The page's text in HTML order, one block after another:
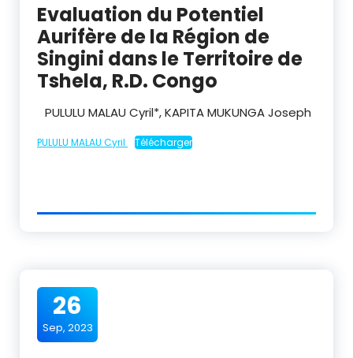
Evaluation du Potentiel
Aurifère de la Région de
Singini dans le Territoire de
Tshela, R.D. Congo
PULULU MALAU Cyril*, KAPITA MUKUNGA Joseph
PULULU MALAU Cyril Télécharger
26
Sep, 2023